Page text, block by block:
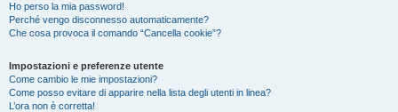
Ho perso la mia password!
Perché vengo disconnesso automaticamente?
Che cosa provoca il comando “Cancella cookie”?
Impostazioni e preferenze utente
Come cambio le mie impostazioni?
Come posso evitare di apparire nella lista degli utenti in linea?
L’ora non è corretta!